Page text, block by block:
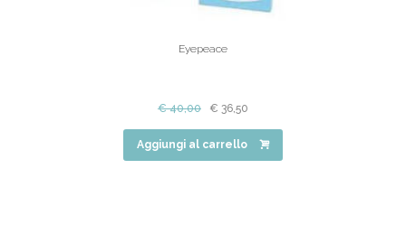
Eyepeace
€40,00 € 36,50
Aggiungi al carrello